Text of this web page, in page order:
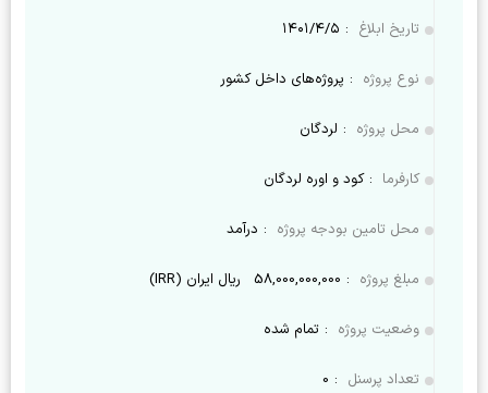
تاریخ ابلاغ : ۱۴۰۱/۴/۵
نوع پروژه : پروژه‌های داخل کشور
محل پروژه : لردگان
کارفرما : کود و اوره لردگان
محل تامین بودجه پروژه : درآمد
مبلغ پروژه :
58,000,000,000 ریال ایران (IRR)
وضعیت پروژه : تمام شده
تعداد پرسنل :
0